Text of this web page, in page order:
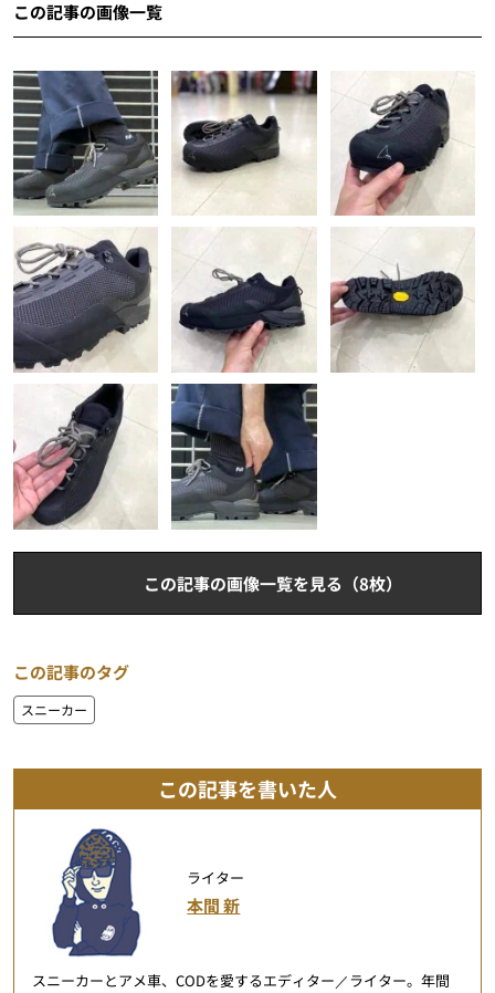
この記事の画像一覧
この記事の画像一覧を見る（8枚）
この記事のタグ
スニーカー
この記事を書いた人
ライター
本間 新
スニーカーとアメ車、CODを愛するエディター／ライター。年間